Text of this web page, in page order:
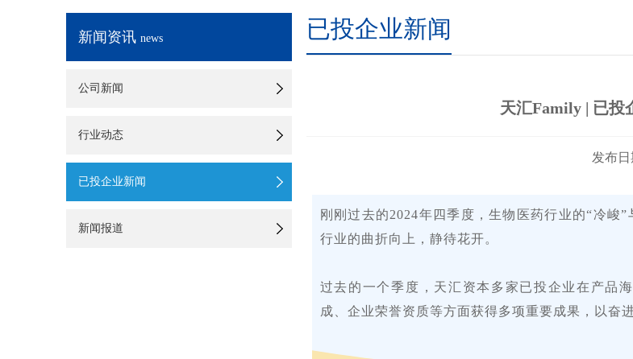
新闻资讯 news
公司新闻
行业动态
已投企业新闻
新闻报道
已投企业新闻
天汇Family | 已投
发布日
刚刚过去的2024年四季度，生物医药行业的“冷峻
行业的曲折向上，静待花开。
过去的一个季度，天汇资本多家已投企业在产品
成、企业荣誉资质等方面获得多项重要成果，以奋